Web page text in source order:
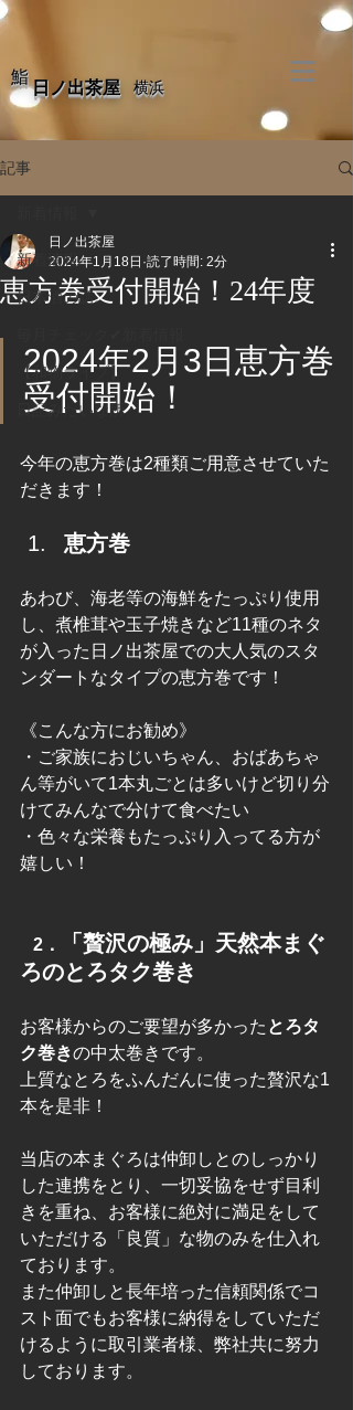
​日ノ出茶屋
​鮨
​横浜
記事
新着情報
日本酒の話。
【和物ライブ】
日記みたいな所。
恵方巻受付開始！24年度
日ノ出茶屋
2024年1月18日 読了時間: 2分
2024年2月3日恵方巻
受付開始！
今年の恵方巻は2種類ご用意させていた
だきます！
恵方巻
あわび、海老等の海鮮をたっぷり使用
し、煮椎茸や玉子焼きなど11種のネタ
が入った日ノ出茶屋での大人気のスタ
ンダートなタイプの恵方巻です！
《こんな方にお勧め》
・ご家族におじいちゃん、おばあちゃ
ん等がいて1本丸ごとは多いけど切り分
けてみんなで分けて食べたい
・色々な栄養もたっぷり入ってる方が
嬉しい！
2．
「贅沢の極み」天然本まぐ
ろのとろタク巻き
お客様からのご要望が多かった とろタ
ク巻きの中太巻きです。
上質なとろをふんだんに使った贅沢な1
本を是非！
当店の本まぐろは仲卸しとのしっかり
した連携をとり、一切妥協をせず目利
きを重ね、お客様に絶対に満足をして
いただける「良質」な物のみを仕入れ
ております。
また仲卸しと長年培った信頼関係でコ
スト面でもお客様に納得をしていただ
けるように取引業者様、弊社共に努力
しております。